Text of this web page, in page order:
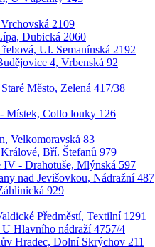
2109
Dubická 2060
Ul. Semanínská 2192
4, Vrbenská 92
Město, Zelená 417/38
Místek, Collo louky 126
Velkomoravská 83
Bří. Štefanů 979
IV - Drahotuše, Mlýnská 597
nad Jevišovkou, Nádražní 487
929
Předměstí, Textilní 1291
U Hlavního nádraží 4757/4
Hradec, Dolní Skrýchov 211